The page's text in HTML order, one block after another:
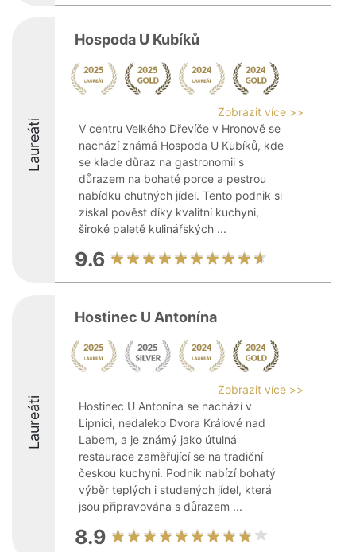
Laureáti
Hospoda U Kubíků
Zobrazit více >>
V centru Velkého Dřevíče v Hronově se
nachází známá Hospoda U Kubíků, kde
se klade důraz na gastronomii s
důrazem na bohaté porce a pestrou
nabídku chutných jídel. Tento podnik si
získal pověst díky kvalitní kuchyni,
široké paletě kulinářských ...
9.6
Laureáti
Hostinec U Antonína
Zobrazit více >>
Hostinec U Antonína se nachází v
Lipnici, nedaleko Dvora Králové nad
Labem, a je známý jako útulná
restaurace zaměřující se na tradiční
českou kuchyni. Podnik nabízí bohatý
výběr teplých i studených jídel, která
jsou připravována s důrazem ...
8.9